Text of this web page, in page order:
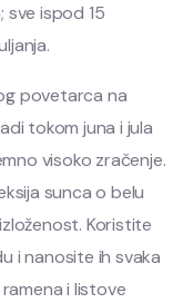
sve ispod 15
povetarca na
tokom juna i jula
visoko zračenje.
sunca o belu
Koristite
i nanosite ih svaka
i listove